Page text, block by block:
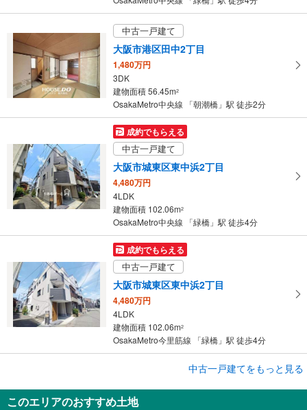
中古一戸建て
大阪市港区田中2丁目
1,480万円
3DK
建物面積 56.45m2
OsakaMetro中央線 「朝潮橋」駅 徒歩2分
成約でもらえる
中古一戸建て
大阪市城東区東中浜2丁目
4,480万円
4LDK
建物面積 102.06m2
OsakaMetro中央線 「緑橋」駅 徒歩4分
成約でもらえる
中古一戸建て
大阪市城東区東中浜2丁目
4,480万円
4LDK
建物面積 102.06m2
OsakaMetro今里筋線 「緑橋」駅 徒歩4分
大阪市東成区中本2丁目
中古一戸建てをもっと見る
このエリアのおすすめ土地